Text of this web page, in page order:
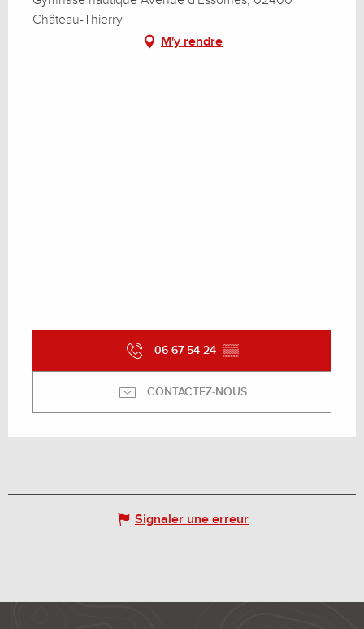
Château-Thierry
M'y rendre
06 67 54 24 ▒▒
CONTACTEZ-NOUS
Signaler une erreur